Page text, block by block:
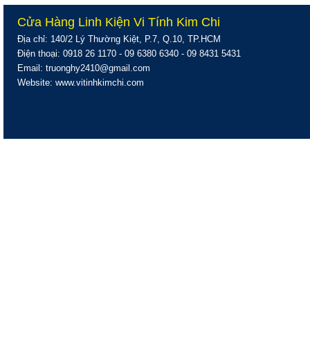
Cửa Hàng Linh Kiện Vi Tính Kim Chi
Địa chỉ: 140/2 Lý Thường Kiệt, P.7, Q.10, TP.HCM
Điện thoại: 0918 26 1170 - 09 6380 6340 - 09 8431 5431
Email: truonghy2410@gmail.com
Website: www.vitinhkimchi.com